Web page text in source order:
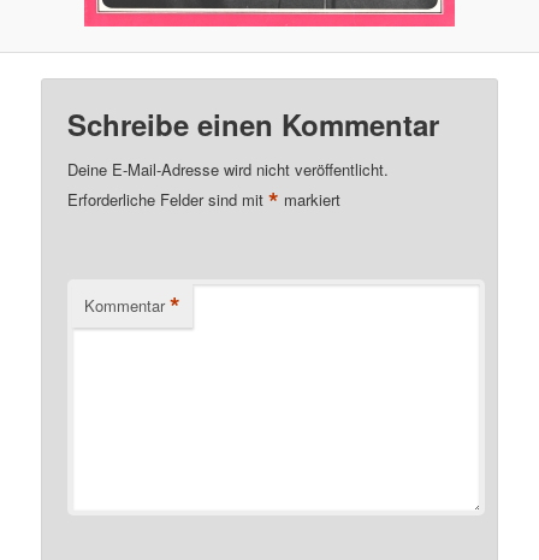
Schreibe einen Kommentar
Deine E-Mail-Adresse wird nicht veröffentlicht.
Erforderliche Felder sind mit* markiert
Kommentar *